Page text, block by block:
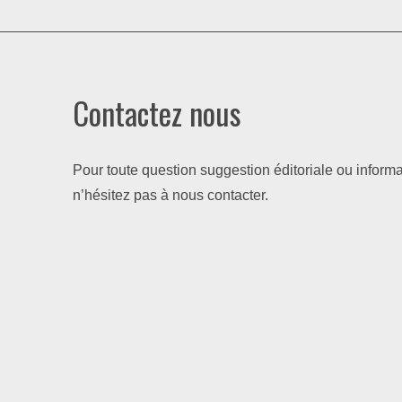
Contactez nous
Pour toute question suggestion éditoriale ou
n’hésitez pas à nous contacter.